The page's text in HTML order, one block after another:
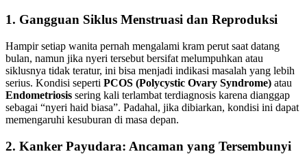
1. Gangguan Siklus Menstruasi dan Reproduksi
Hampir setiap wanita pernah mengalami kram perut saat datang
bulan, namun jika nyeri tersebut bersifat melumpuhkan atau
siklusnya tidak teratur, ini bisa menjadi indikasi masalah yang lebih
serius. Kondisi seperti PCOS (Polycystic Ovary Syndrome) atau
Endometriosis sering kali terlambat terdiagnosis karena dianggap
sebagai “nyeri haid biasa”. Padahal, jika dibiarkan, kondisi ini dapat
memengaruhi kesuburan di masa depan.
2. Kanker Payudara: Ancaman yang Tersembunyi